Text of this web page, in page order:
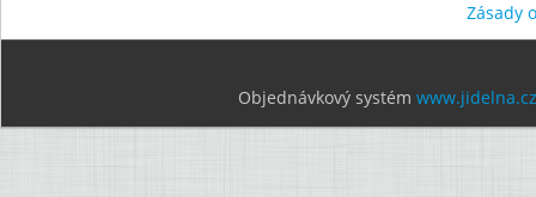
Zásady
Objednávkový systém www.jidelna.cz